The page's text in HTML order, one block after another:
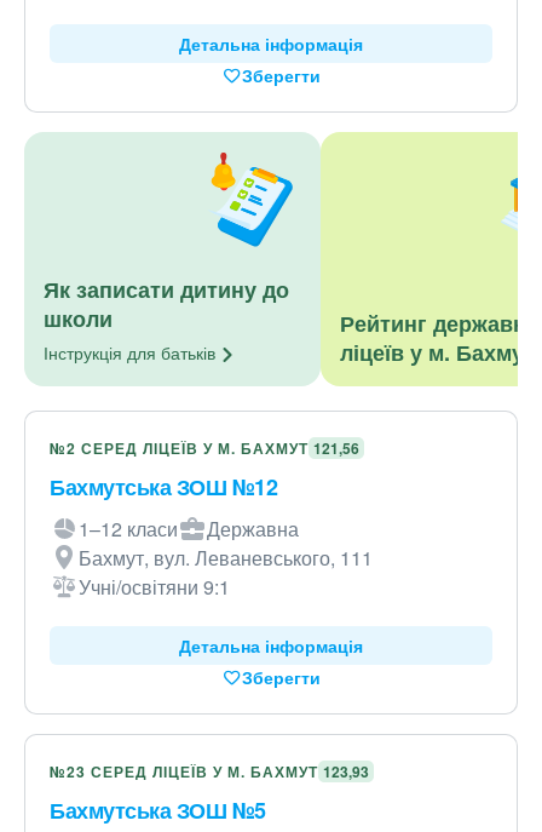
Детальна інформація
Зберегти
Як записати дитину до
школи
Інструкція для батьків
Рейтинг
ліцеїв у м. Бахмут
№2 СЕРЕД ЛІЦЕЇВ У М. БАХМУТ 121,56
Бахмутська ЗОШ №12
1–12 класи
Державна
Бахмут, вул. Леваневського, 111
Учні/освітяни 9:1
Детальна інформація
Зберегти
№23 СЕРЕД ЛІЦЕЇВ У М. БАХМУТ 123,93
Бахмутська ЗОШ №5